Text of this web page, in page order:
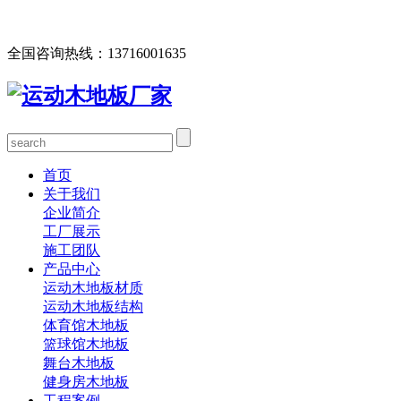
全国咨询热线： 13716001635
首页
关于我们
企业简介
工厂展示
施工团队
产品中心
运动木地板材质
运动木地板结构
体育馆木地板
篮球馆木地板
舞台木地板
健身房木地板